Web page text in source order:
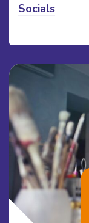
Socials